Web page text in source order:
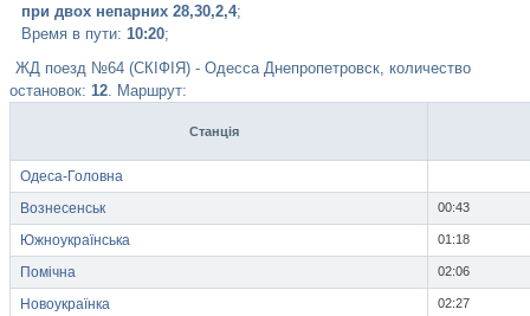
при двох непарних 28,30,2,4;
Время в пути: 10:20;
ЖД поезд №64 (СКІФІЯ) - Одесса Днепропетровск, количество
остановок: 12. Маршрут:
Станція
Одеса-Головна
Вознесенськ
00:43
Южноукраїнська 01:18
Помічна 02:06
Новоукраїнка 02:27